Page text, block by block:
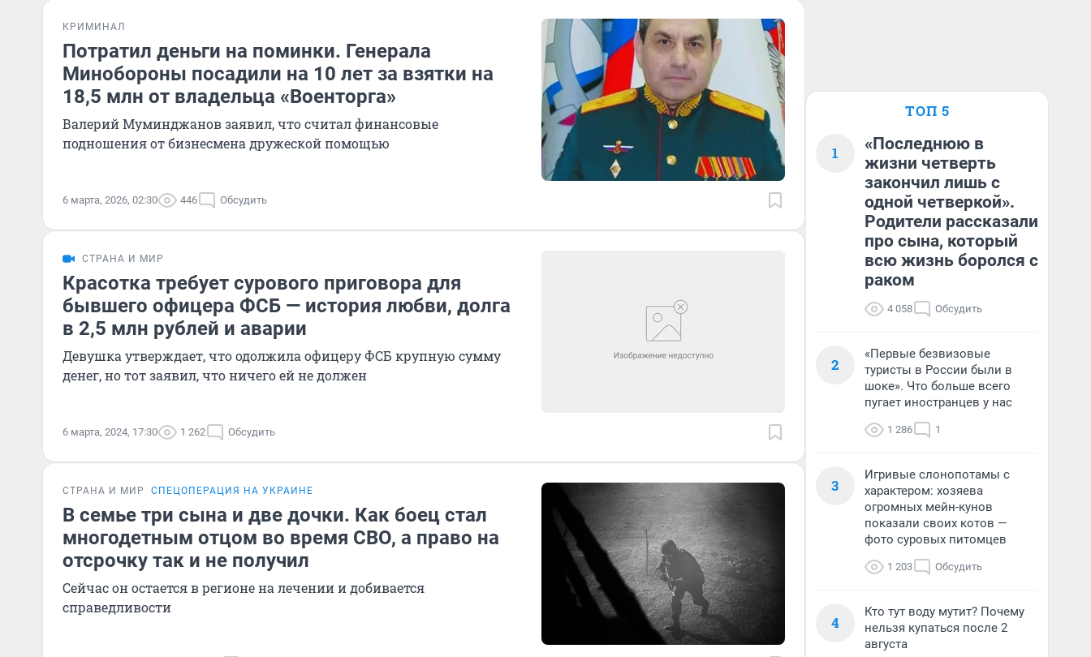
КРИМИНАЛ
Потратил деньги на поминки. Генерала
Минобороны посадили на 10 лет за взятки на
18,5 млн от владельца «Военторга»
Валерий Муминджанов заявил, что считал финансовые
подношения от бизнесмена дружеской помощью
6 марта, 2026, 02:30 446 Обсудить
СТРАНА И МИР
Красотка требует сурового приговора для
бывшего офицера ФСБ — история любви, долга
в 2,5 млн рублей и аварии
Девушка утверждает, что одолжила офицеру ФСБ крупную сумму
денег, но тот заявил, что ничего ей не должен
6 марта, 2024, 17:30 1 262 Обсудить
СТРАНА И МИР СПЕЦОПЕРАЦИЯ НА УКРАИНЕ
В семье три сына и две дочки. Как боец стал
многодетным отцом во время СВО, а право на
отсрочку так и не получил
Сейчас он остается в регионе на лечении и добивается
справедливости
ТОП 5
1
«Последнюю в
жизни четверть
закончил лишь с
одной четверкой».
Родители рассказали
про сына, который
всю жизнь боролся с
раком
4 058 Обсудить
2
«Первые безвизовые
туристы в России были в
шоке». Что больше всего
пугает иностранцев у нас
1 286 1
3
Игривые слонопотамы с
характером: хозяева
огромных мейн-кунов
показали своих котов —
фото суровых питомцев
1 203 Обсудить
4
Кто тут воду мутит? Почему
нельзя купаться после 2
августа